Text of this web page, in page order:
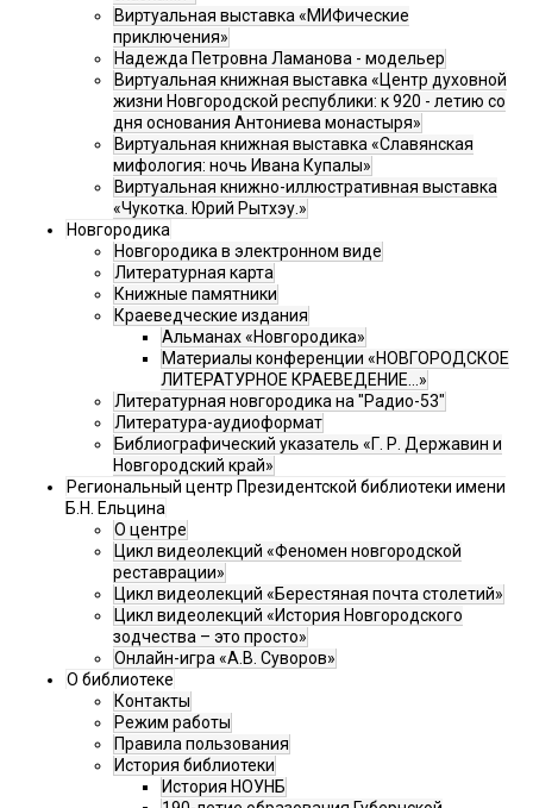
Виртуальная выставка «МИФические
приключения»
Надежда Петровна Ламанова - модельер
Виртуальная книжная выставка «Центр духовной
жизни Новгородской республики: к 920 - летию со
дня основания Антониева монастыря»
Виртуальная книжная выставка «Славянская
мифология: ночь Ивана Купалы»
Виртуальная книжно-иллюстративная выставка
«Чукотка. Юрий Рытхэу.»
Новгородика
Новгородика в электронном виде
Литературная карта
Книжные памятники
Краеведческие издания
Альманах «Новгородика»
Материалы конференции «НОВГОРОДСКОЕ
ЛИТЕРАТУРНОЕ КРАЕВЕДЕНИЕ...»
Литературная новгородика на "Радио-53"
Литература-аудиоформат
Библиографический указатель «Г. Р. Державин и
Новгородский край»
Региональный центр Президентской библиотеки имени
Б.Н. Ельцина
О центре
Цикл видеолекций «Феномен новгородской
реставрации»
Цикл видеолекций «Берестяная почта столетий»
Цикл видеолекций «История Новгородского
зодчества – это просто»
Онлайн-игра «А.В. Суворов»
О библиотеке
Контакты
Режим работы
Правила пользования
История библиотеки
История НОУНБ